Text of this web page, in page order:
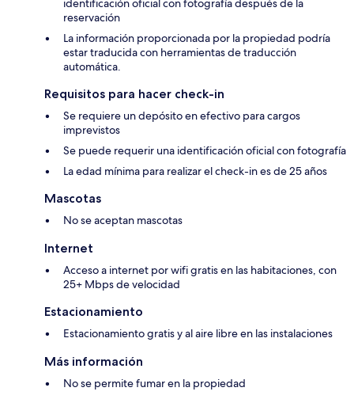
identificación oficial con fotografía después de la
reservación
La información proporcionada por la propiedad podría
estar traducida con herramientas de traducción
automática.
Requisitos para hacer check-in
Se requiere un depósito en efectivo para cargos
imprevistos
Se puede requerir una identificación oficial con fotografía
La edad mínima para realizar el check-in es de 25 años
Mascotas
No se aceptan mascotas
Internet
Acceso a internet por wifi gratis en las habitaciones, con
25+ Mbps de velocidad
Estacionamiento
Estacionamiento gratis y al aire libre en las instalaciones
Más información
No se permite fumar en la propiedad